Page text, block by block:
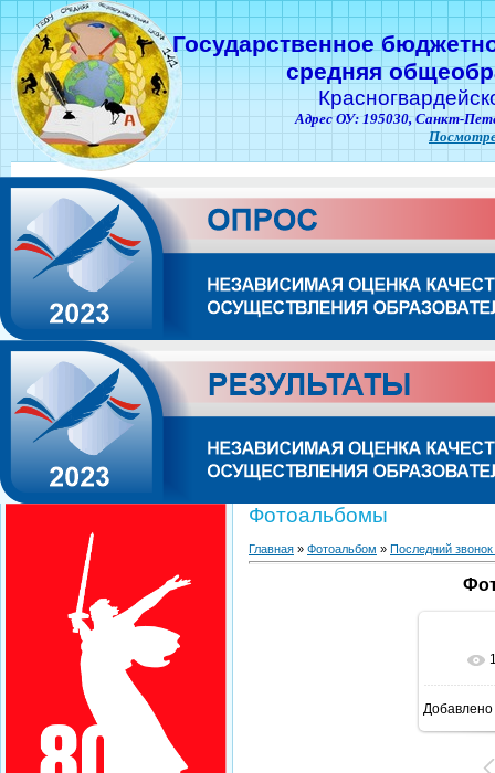
Государственное
средняя
Адрес ОУ: 195030, Санкт-
Фотоальбомы
Главная » Фотоальбом » Последний
Добавлено